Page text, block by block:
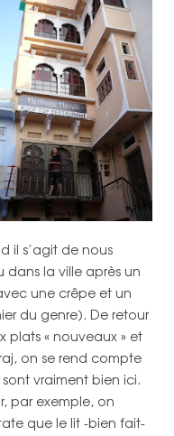
il s’agit de nous
dans la ville après un
une crêpe et un
du genre). De retour
plats « nouveaux » et
on se rend compte
sont vraiment bien ici.
par exemple, on
que le lit -bien fait-